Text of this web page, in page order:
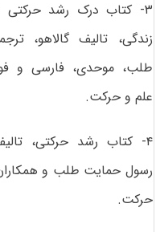
۳- کتاب درک رشد حرکتی
زندگی، تالیف گالاهو،
طلب، موحدی، فارسی و
علم و حرکت.
۴- کتاب رشد حرکتی،
رسول حمایت طلب و
حرکت.